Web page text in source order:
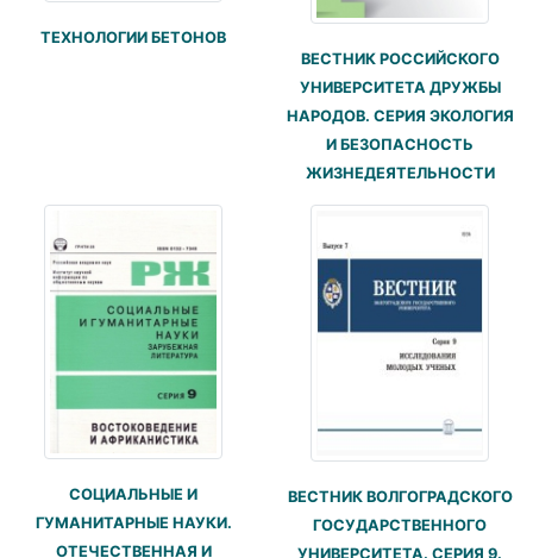
ТЕХНОЛОГИИ БЕТОНОВ
ВЕСТНИК РОССИЙСКОГО
УНИВЕРСИТЕТА ДРУЖБЫ
НАРОДОВ. СЕРИЯ ЭКОЛОГИЯ
И БЕЗОПАСНОСТЬ
ЖИЗНЕДЕЯТЕЛЬНОСТИ
СОЦИАЛЬНЫЕ И
ГУМАНИТАРНЫЕ НАУКИ.
ОТЕЧЕСТВЕННАЯ И
ВЕСТНИК ВОЛГОГРАДСКОГО
ГОСУДАРСТВЕННОГО
УНИВЕРСИТЕТА. СЕРИЯ 9.